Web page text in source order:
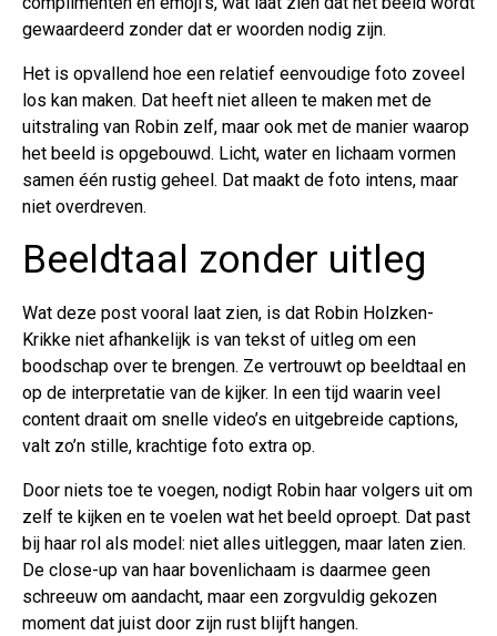
gewaardeerd zonder dat er woorden nodig zijn.
Het is opvallend hoe een relatief eenvoudige foto zoveel
los kan maken. Dat heeft niet alleen te maken met de
uitstraling van Robin zelf, maar ook met de manier waarop
het beeld is opgebouwd. Licht, water en lichaam vormen
samen één rustig geheel. Dat maakt de foto intens, maar
niet overdreven.
Beeldtaal zonder uitleg
Wat deze post vooral laat zien, is dat Robin Holzken-
Krikke niet afhankelijk is van tekst of uitleg om een
boodschap over te brengen. Ze vertrouwt op beeldtaal en
op de interpretatie van de kijker. In een tijd waarin veel
content draait om snelle video’s en uitgebreide captions,
valt zo’n stille, krachtige foto extra op.
Door niets toe te voegen, nodigt Robin haar volgers uit om
zelf te kijken en te voelen wat het beeld oproept. Dat past
bij haar rol als model: niet alles uitleggen, maar laten zien.
De close-up van haar bovenlichaam is daarmee geen
schreeuw om aandacht, maar een zorgvuldig gekozen
moment dat juist door zijn rust blijft hangen.